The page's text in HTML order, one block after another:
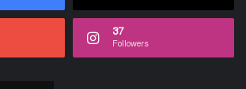
37
Followers